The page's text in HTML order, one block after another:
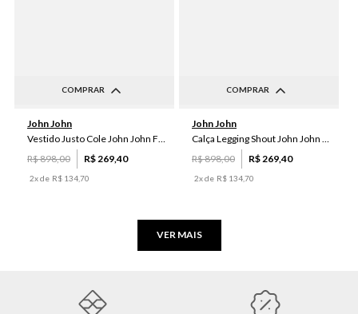
COMPRAR
John John
Vestido Justo Cole John John Feminino
R$898,00 R$ 269,40
2x de R$ 13470
COMPRAR
John John
Calça Legging Shout John John Feminina
R$898,00 R$ 269,40
2x de R$ 13470
VER MAIS